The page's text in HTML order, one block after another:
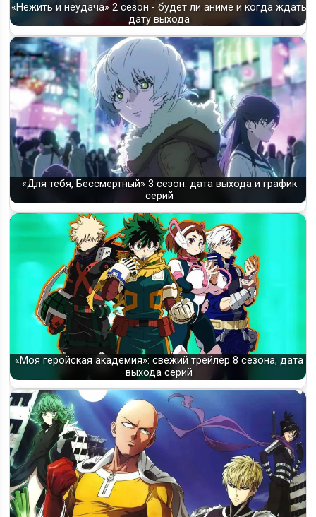
«Нежить и неудача» 2 сезон - будет ли аниме и когда ждать
дату выхода
«Для тебя, Бессмертный» 3 сезон: дата выхода и график
серий
«Моя геройская академия»: свежий трейлер 8 сезона, дата
выхода серий